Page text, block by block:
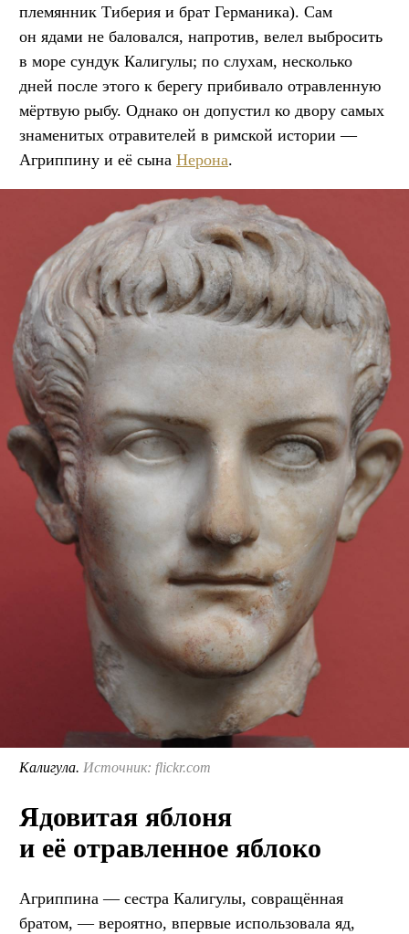
племянник Тиберия и брат Германика). Сам
он ядами не баловался, напротив, велел выбросить
в море сундук Калигулы; по слухам, несколько
дней после этого к берегу прибивало отравленную
мёртвую рыбу. Однако он допустил ко двору самых
знаменитых отравителей в римской истории —
Агриппину и её сына Нерона.
Калигула. Источник: flickr.com
Ядовитая яблоня
и её отравленное яблоко
Агриппина — сестра Калигулы, совращённая
братом, — вероятно, впервые использовала яд,